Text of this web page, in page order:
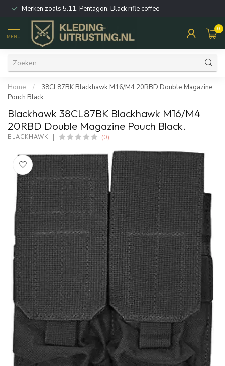
Merken zoals 5.11, Pentagon, Black rifle coffee
MENU
0
Home /
38CL87BK Blackhawk M16/M4 20RBD Double Magazine
Pouch Black.
Blackhawk 38CL87BK Blackhawk M16/M4
20RBD Double Magazine Pouch Black.
BLACKHAWK (0)